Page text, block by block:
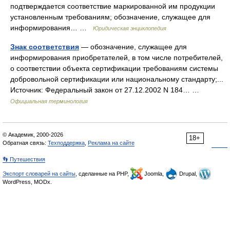
подтверждается соответствие маркированной им продукции
установленным требованиям; обозначение, служащее для
информирования… …
Юридическая энциклопедия
Знак соответствия — обозначение, служащее для
информирования приобретателей, в том числе потребителей,
о соответствии объекта сертификации требованиям системы
добровольной сертификации или национальному стандарту;...
Источник: Федеральный закон от 27.12.2002 N 184… …
Официальная терминология
18+
© Академик, 2000-2026
Обратная связь: Техподдержка Реклама на сайте
👣 Путешествия
Экспорт словарей на сайты , сделанные на PHP, Joomla,
Drupal,
WordPress, MODx.